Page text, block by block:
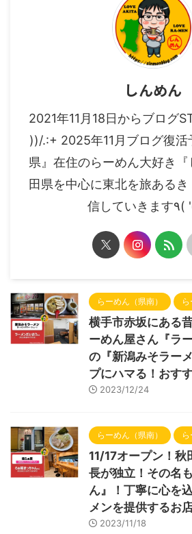
で楽しい雰囲気で食事がで ...
ある場
内とな
しんめん
2021年11月18日からブログ
))/.:+ 2025年11月ブログ復活
県』在住のらーめん大好き
田県を中心に東北を旅ある
らーめん（県南）
横手市赤坂にある
ーめん屋さん『ラ
の『新潟みそラー
プにハマる！おす
2023/12/24
らーめん（県南）
11/17オープン！秋
長が独立！その名
ん』！丁寧に心を
メンを提供するお店
2023/11/18